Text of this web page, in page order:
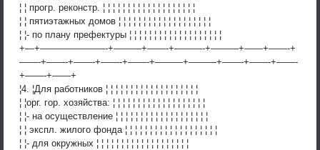
¦ ¦ прогр. реконстр. ¦ ¦ ¦ ¦ ¦ ¦ ¦ ¦ ¦ ¦ ¦ ¦ ¦ ¦ ¦ ¦ ¦ ¦ ¦
¦ ¦ пятиэтажных домов ¦ ¦ ¦ ¦ ¦ ¦ ¦ ¦ ¦ ¦ ¦ ¦ ¦ ¦ ¦ ¦ ¦ ¦ ¦
¦ ¦- по плану префектуры ¦ ¦ ¦ ¦ ¦ ¦ ¦ ¦ ¦ ¦ ¦ ¦ ¦ ¦ ¦ ¦ ¦ ¦ ¦
+—+———————-+———+——-+———-+———+——+——-+
——-+——-+——-+——-+——-+———+———+——-+——-+——-
+——-+——+
¦4. ¦Для работников ¦ ¦ ¦ ¦ ¦ ¦ ¦ ¦ ¦ ¦ ¦ ¦ ¦ ¦ ¦ ¦ ¦ ¦ ¦
¦ ¦орг. гор. хозяйства: ¦ ¦ ¦ ¦ ¦ ¦ ¦ ¦ ¦ ¦ ¦ ¦ ¦ ¦ ¦ ¦ ¦ ¦ ¦
¦ ¦- на осуществление ¦ ¦ ¦ ¦ ¦ ¦ ¦ ¦ ¦ ¦ ¦ ¦ ¦ ¦ ¦ ¦ ¦ ¦ ¦
¦ ¦ экспл. жилого фонда ¦ ¦ ¦ ¦ ¦ ¦ ¦ ¦ ¦ ¦ ¦ ¦ ¦ ¦ ¦ ¦ ¦ ¦ ¦
¦ ¦- для окружных ¦ ¦ ¦ ¦ ¦ ¦ ¦ ¦ ¦ ¦ ¦ ¦ ¦ ¦ ¦ ¦ ¦ ¦ ¦